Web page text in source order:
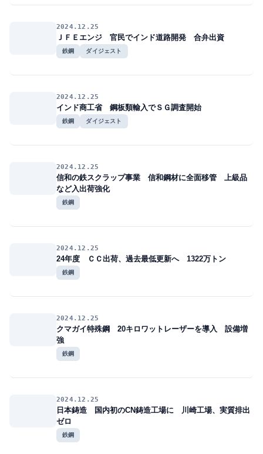
2024.12.25
ＪＦＥエンジ 官民でインド道路開発 合弁出資
鉄鋼 ダイジェスト
2024.12.25
インド商工省 鋼板類輸入でＳＧ調査開始
鉄鋼 ダイジェスト
2024.12.25
信和の鉄スクラップ事業 信和鋼材に全面移管 上級品
など入出荷強化
鉄鋼
2024.12.25
24年度 ＣＣ出荷、過去最低更新へ 1322万トン
鉄鋼
2024.12.25
クマガイ特殊鋼 20キロワットレーザーを導入 設備増
強
鉄鋼
2024.12.25
日本鋳造 国内初のCN鋳造工場に 川崎工場、実質排出
ゼロ
鉄鋼